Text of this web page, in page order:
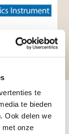
te
te bieden
Ook delen we
met onze
Europa